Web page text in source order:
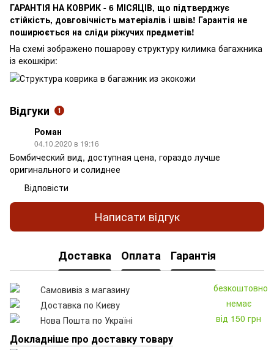
ГАРАНТІЯ НА КОВРИК - 6 МІСЯЦІВ, що підтверджує
стійкість, довговічність матеріалів і швів! Гарантія не
поширюється на сліди ріжучих предметів!
На схемі зображено пошарову структуру килимка багажника
із екошкіри:
Відгуки 1
Роман
04.10.2020 в 19:16
Бомбический вид, доступная цена, гораздо лучше
оригинального и солиднее
Відповісти
Написати відгук
Доставка Оплата Гарантія
Самовивіз з магазину
безкоштовно
Доставка по Києву
немає
Нова Пошта по Україні
від 150 грн
Докладніше про доставку товару